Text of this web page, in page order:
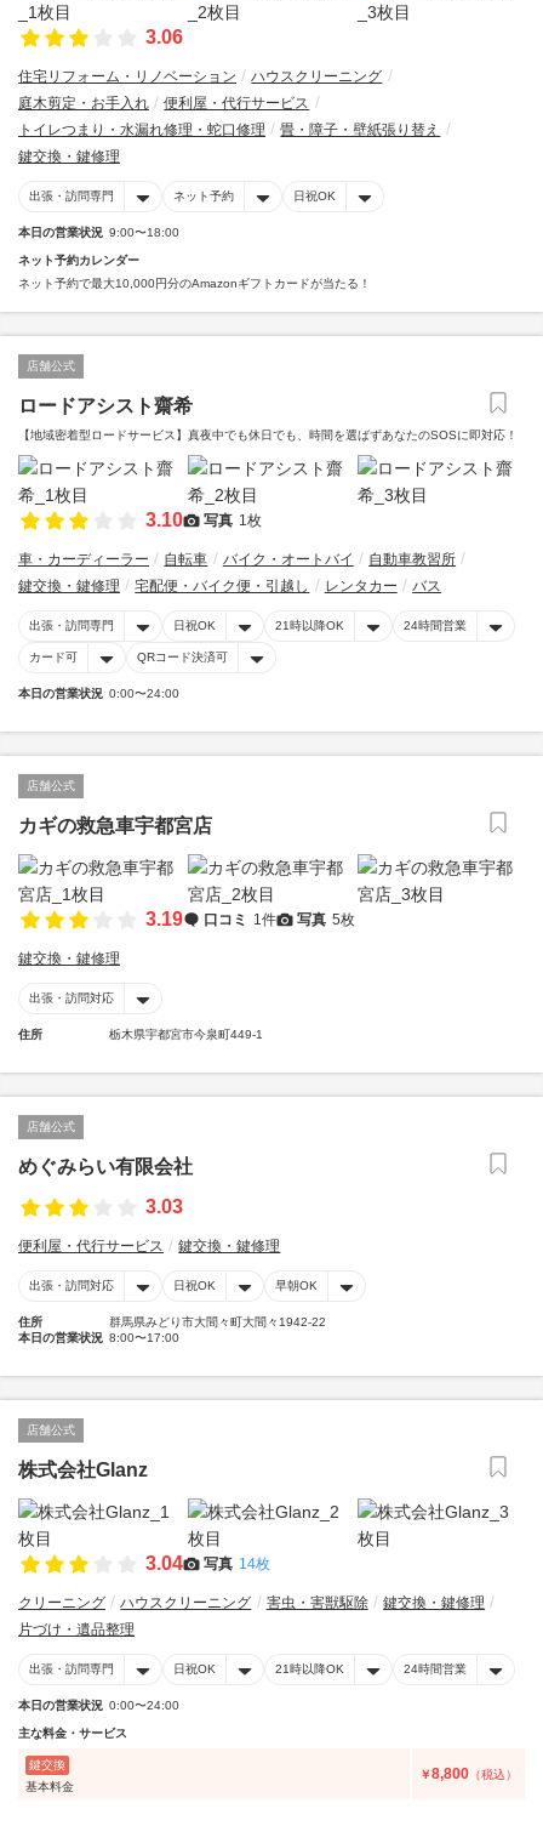
3.06
住宅リフォーム・リノベーション
ハウスクリーニング
庭木剪定・お手入れ
便利屋・代行サービス
トイレつまり・水漏れ修理・蛇口修理
畳・障子・壁紙張り替え
鍵交換・鍵修理
出張・訪問専門 ネット予約 日祝OK
本日の営業状況 9:00〜18:00
ネット予約カレンダー
ネット予約で最大10,000円分のAmazonギフトカードが当たる！
店舗公式
ロードアシスト齋希
【地域密着型ロードサービス】真夜中でも休日でも、時間を選ばずあなたのSOSに即対応！
3.10 写真 1枚
車・カーディーラー 自転車 バイク・オートバイ
自動車教習所
鍵交換・鍵修理
宅配便・バイク便・引越し レンタカー バス
出張・訪問専門 日祝OK 21時以降OK 24時間営業
カード可 QRコード決済可
本日の営業状況 0:00〜24:00
店舗公式
カギの救急車宇都宮店
3.19 口コミ 1件 写真 5枚
鍵交換・鍵修理
出張・訪問対応
住所 栃木県宇都宮市今泉町449-1
店舗公式
めぐみらい有限会社
3.03
便利屋・代行サービス 鍵交換・鍵修理
出張・訪問対応 日祝OK 早朝OK
住所
群馬県みどり市大間々町大間々1942-22
本日の営業状況 8:00〜17:00
店舗公式
株式会社Glanz
3.04 写真 14枚
クリーニング ハウスクリーニング 害虫・害獣駆除
鍵交換・鍵修理
片づけ・遺品整理
出張・訪問専門 日祝OK 21時以降OK 24時間営業
本日の営業状況 0:00〜24:00
主な料金・サービス
鍵交換
基本料金
￥8,800 （税込）